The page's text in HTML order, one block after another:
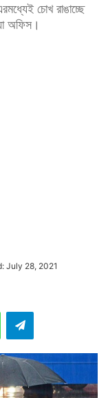
চোখ রাঙাচ্ছে
অফিস।
July 28, 2021